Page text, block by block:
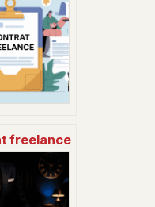
freelance
et pièges